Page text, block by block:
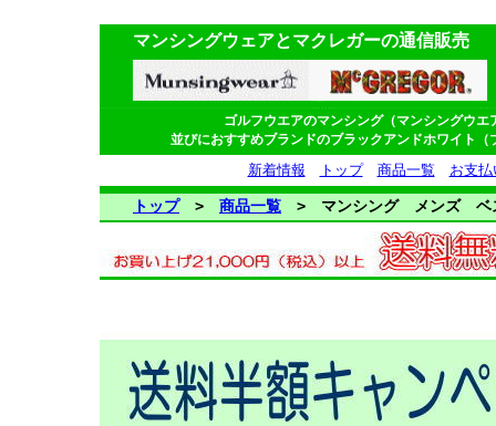
マンシングウェアとマクレガーの通信販売
ゴルフウエアのマンシング（マンシングウ
並びにおすすめブランドのブラックアンドホワイト
新着情報 トップ 商品一覧 お支
トップ> 商品一覧 > マンシング メンズ ベ